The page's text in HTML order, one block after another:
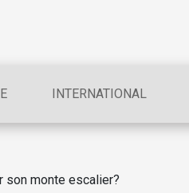
INTERNATIONAL
son monte escalier?